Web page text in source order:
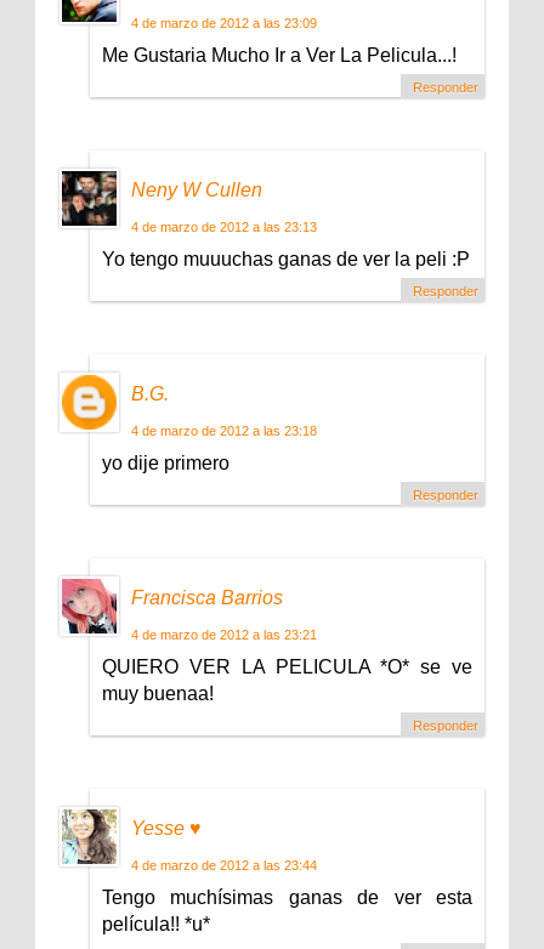
4 de marzo de 2012 a las 23:09
Me Gustaria Mucho Ir a Ver La Pelicula...!
Responder
Neny W Cullen
4 de marzo de 2012 a las 23:13
Yo tengo muuuchas ganas de ver la peli :P
Responder
B.G.
4 de marzo de 2012 a las 23:18
yo dije primero
Responder
Francisca Barrios
4 de marzo de 2012 a las 23:21
QUIERO VER LA PELICULA *O* se ve
muy buenaa!
Responder
Yesse ♥
4 de marzo de 2012 a las 23:44
Tengo muchísimas ganas de ver esta
película!! *u*